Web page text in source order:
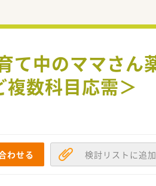
て中のママさん
数科目応需＞
わせる 検討リストに追加